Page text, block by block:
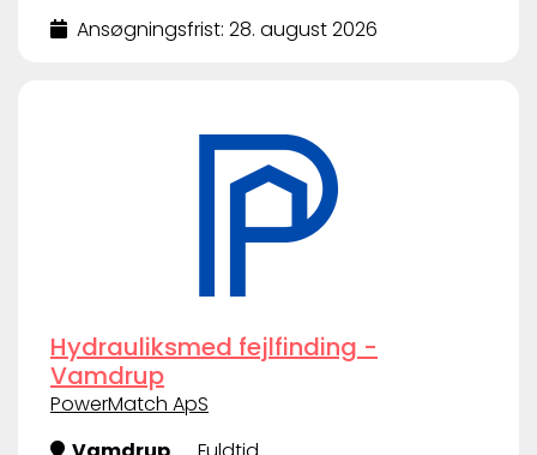
Ansøgningsfrist: 28. august 2026
Hydrauliksmed fejlfinding -
Vamdrup
PowerMatch ApS